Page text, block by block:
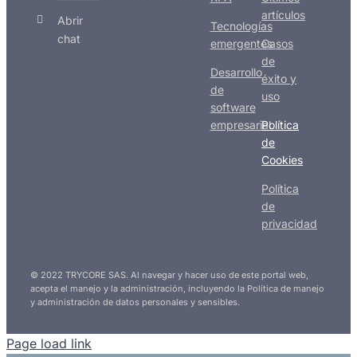
Abrir
chat
Tecnologías
emergentes
Desarrollo
de
software
empresarial
artículos
Casos
de
éxito y
uso
Política
de
Cookies
Política
de
privacidad
© 2022 TRYCORE SAS. Al navegar y hacer uso de este portal web,
acepta el manejo y la administración, incluyendo la Política de manejo
y administración de datos personales y sensibles.
Page load link